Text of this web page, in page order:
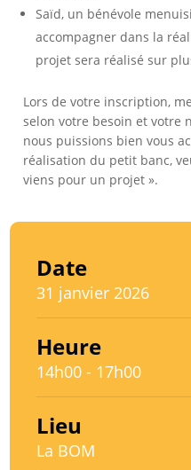
Saïd, un bénévole
accompagner dans la
projet sera réalisé sur
Lors de votre inscription,
selon votre besoin et votre
nous puissions bien vous
réalisation du petit banc,
viens pour un projet ».
Date
31 janvier 2026
Heure
14h00 - 17h00
Lieu
La BOM